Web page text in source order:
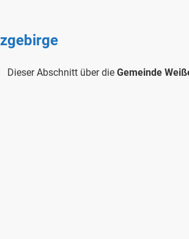
Dieser Abschnitt über dieGemeinde